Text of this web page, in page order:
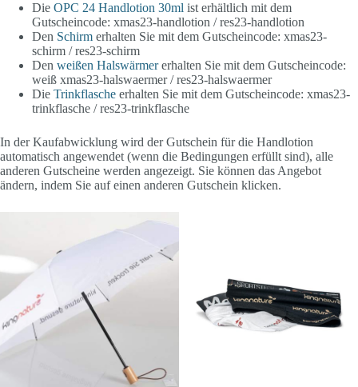
Die OPC 24 Handlotion 30ml ist erhältlich mit dem
Gutscheincode: xmas23-handlotion / res23-handlotion
Den Schirm erhalten Sie mit dem Gutscheincode: xmas23-
schirm / res23-schirm
Den weißen Halswärmererhalten Sie mit dem Gutscheincode:
weiß xmas23-halswaermer / res23-halswaermer
Die Trinkflasche erhalten Sie mit dem Gutscheincode: xmas23-
trinkflasche / res23-trinkflasche
In der Kaufabwicklung wird der Gutschein für die Handlotion
automatisch angewendet (wenn die Bedingungen erfüllt sind), alle
anderen Gutscheine werden angezeigt. Sie können das Angebot
ändern, indem Sie auf einen anderen Gutschein klicken.